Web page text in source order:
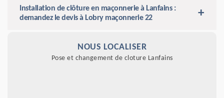
Installation de clôture en maçonnerie à Lanfains :
demandez le devis à Lobry maçonnerie 22
NOUS LOCALISER
Pose et changement de cloture Lanfains